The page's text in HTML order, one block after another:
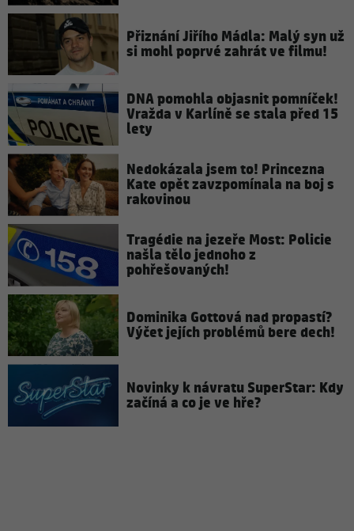
Přiznání Jiřího Mádla: Malý syn už
si mohl poprvé zahrát ve filmu!
DNA pomohla objasnit pomníček!
Vražda v Karlíně se stala před 15
lety
Nedokázala jsem to! Princezna
Kate opět zavzpomínala na boj s
rakovinou
Tragédie na jezeře Most: Policie
našla tělo jednoho z
pohřešovaných!
Dominika Gottová nad propastí?
Výčet jejích problémů bere dech!
Novinky k návratu SuperStar: Kdy
začíná a co je ve hře?